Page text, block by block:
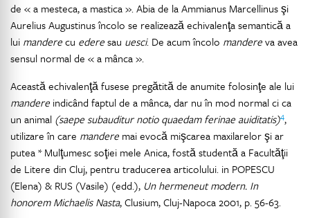
de « a mesteca, a mastica ». Abia de la Ammianus Marcellinus şi
Aurelius Augustinus încolo se realizează echivalenţa semantică a
lui manderecu ederesau uesci. De acum încolo mandereva avea
sensul normal de « a mânca ».
Această echivalenţă fusese pregătită de anumite folosinţe ale lui
mandere indicând faptul de a mânca, dar nu în mod normal ci ca
un animal (saepe subauditur notio quaedam ferinae auiditatis)4,
utilizare în care mandere mai evocă mişcarea maxilarelor şi ar
putea * Mulţumesc soţiei mele Anica, fostă studentă a Facultăţii
de Litere din Cluj, pentru traducerea articolului. in POPESCU
(Elena) & RUS (Vasile) (edd.), Un hermeneut modern. In
honorem Michaelis Nasta, Clusium, Cluj-Napoca 2001, p. 56-63.